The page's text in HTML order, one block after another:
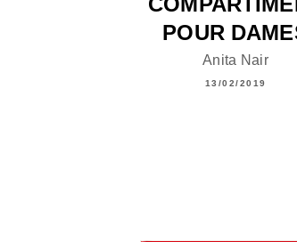
POUR
Anita Nair
13/02/2019